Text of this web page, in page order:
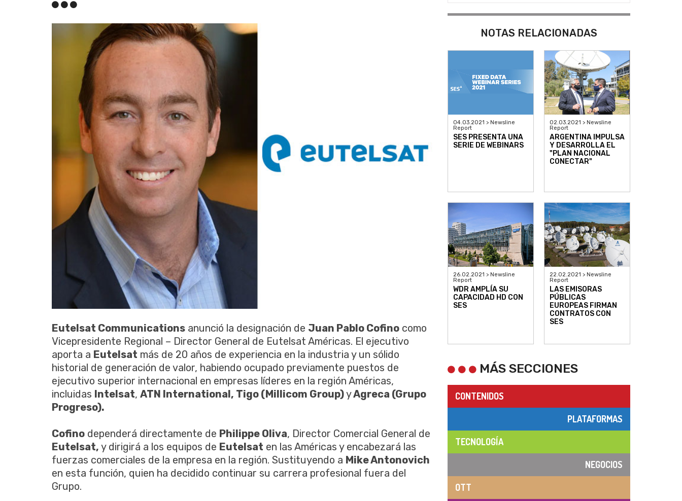
Eutelsat Communications anunció la designación de Juan Pablo Cofino como
Vicepresidente Regional – Director General de Eutelsat Américas. El ejecutivo
aporta a Eutelsat más de 20 años de experiencia en la industria y un sólido
historial de generación de valor, habiendo ocupado previamente puestos de
ejecutivo superior internacional en empresas líderes en la región Américas,
incluidas Intelsat, ATN International, Tigo (Millicom Group)yAgreca (Grupo
Progreso).
Cofino dependerá directamente de Philippe Oliva, Director Comercial General de
Eutelsat, y dirigirá a los equipos de Eutelsat en las Américas y encabezará las
fuerzas comerciales de la empresa en la región. Sustituyendo a Mike Antonovich
en esta función, quien ha decidido continuar su carrera profesional fuera del
Grupo.
NOTAS RELACIONADAS
04.03.2021 > Newsline
Report
SES PRESENTA UNA
SERIE DE WEBINARS
02.03.2021 > Newsline
Report
ARGENTINA IMPULSA
Y DESARROLLA EL
"PLAN NACIONAL
CONECTAR"
26.02.2021 > Newsline
Report
WDR AMPLÍA SU
CAPACIDAD HD CON
SES
22.02.2021 > Newsline
Report
LAS EMISORAS
PÚBLICAS
EUROPEAS FIRMAN
CONTRATOS CON
SES
MÁS SECCIONES
CONTENIDOS
PLATAFORMAS
TECNOLOGÍA
NEGOCIOS
OTT